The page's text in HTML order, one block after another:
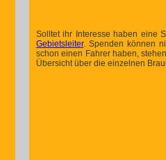
Solltet ihr Interesse haben eine
Gebietsleiter. Spenden können
schon einen Fahrer haben,
Übersicht über die einzelnen